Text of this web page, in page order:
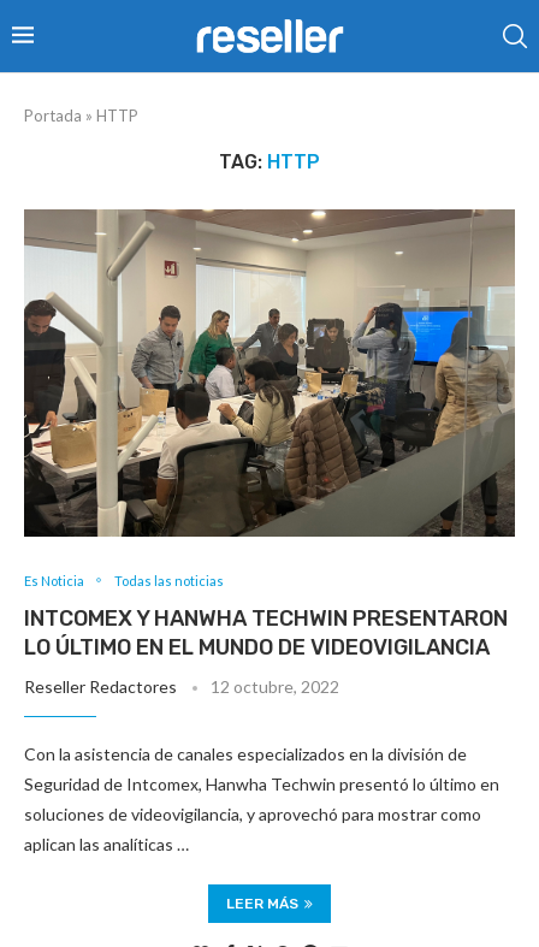
Portada » HTTP
TAG: HTTP
Es Noticia Todas las noticias
INTCOMEX Y HANWHA TECHWIN PRESENTARON
LO ÚLTIMO EN EL MUNDO DE VIDEOVIGILANCIA
Reseller Redactores 12 octubre, 2022
Con la asistencia de canales especializados en la división de
Seguridad de Intcomex, Hanwha Techwin presentó lo último en
soluciones de videovigilancia, y aprovechó para mostrar como
aplican las analíticas …
LEER MÁS